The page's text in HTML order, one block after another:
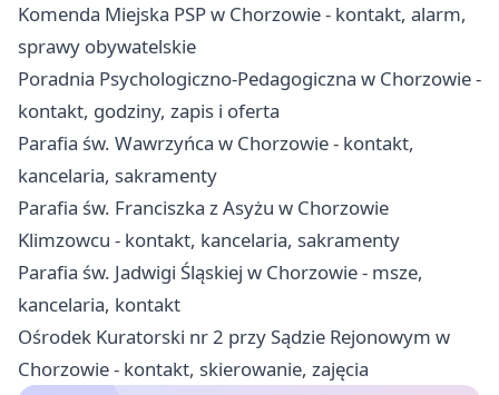
Komenda Miejska PSP w Chorzowie - kontakt, alarm,
sprawy obywatelskie
Poradnia Psychologiczno-Pedagogiczna w Chorzowie -
kontakt, godziny, zapis i oferta
Parafia św. Wawrzyńca w Chorzowie - kontakt,
kancelaria, sakramenty
Parafia św. Franciszka z Asyżu w Chorzowie
Klimzowcu - kontakt, kancelaria, sakramenty
Parafia św. Jadwigi Śląskiej w Chorzowie - msze,
kancelaria, kontakt
Ośrodek Kuratorski nr 2 przy Sądzie Rejonowym w
Chorzowie - kontakt, skierowanie, zajęcia